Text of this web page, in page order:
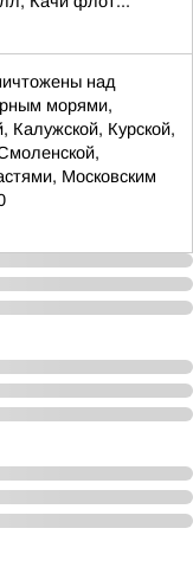
над
морями,
Калужской, Курской,
Московским